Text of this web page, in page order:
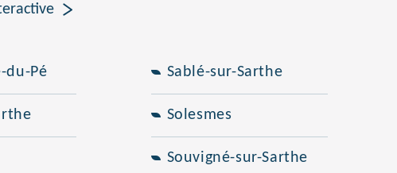
du-Pé Sablé-sur-Sarthe
Solesmes
Souvigné-sur-Sarthe